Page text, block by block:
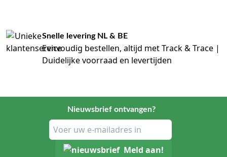
Snelle levering NL & BE
Eenvoudig bestellen, altijd met Track & Trace |
Duidelijke voorraad en levertijden
Nieuwsbrief ontvangen?
Meld aan!